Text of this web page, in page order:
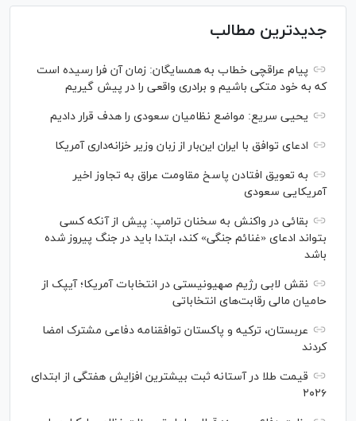
جدیدترین مطالب
پیام عراقچی خطاب به همسایگان: زمان آن فرا رسیده است
که به خود متکی باشیم و برادری واقعی را در پیش گیریم
یحیی سریع: مواضع نظامیان سعودی را هدف قرار دادیم
ادعای توافق با ایران این‌بار از زبان وزیر خزانه‌داری آمریکا
به تعویق افتادن پاسخ مقاومت عراق به تجاوز اخیر
آمریکایی سعودی
بقائی در واکنش به سخنان ترامپ: پیش از آنکه کسی
بتواند ادعای «غنائم جنگی» کند، ابتدا باید در جنگ پیروز شده
باشد
نقش لابی رژیم صهیونیستی در انتخابات آمریکا؛ آیپک از
حامیان مالی رقابت‌های انتخاباتی
عربستان، ترکیه و پاکستان توافقنامه دفاعی مشترک امضا
کردند
قیمت طلا در آستانه ثبت بیشترین افزایش هفتگی از ابتدای
۲۰۲۶